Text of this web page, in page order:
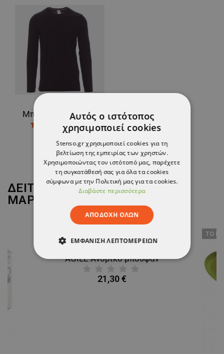
Μπλουζάκι με μακριά μανίκια PAYPER PINETA BLACK
10,17 €
ΔΕΙΤΕ ΠΕΡΙΣΣΟΤΕΡΑ ΑΠΟ ΤΗ
ΜΑΡΚΑ
AGILE Ανδρικό μπουφάν
21,30 €
ТΟ
Αυτός ο ιστότοπος
χρησιμοποιεί cookies
Stenso.gr χρησιμοποιεί cookies για τη
βελτίωση της εμπειρίας των χρηστών.
Χρησιμοποιώντας τον ιστότοπό μας, παρέχετε
τη συγκατάθεσή σας για όλα τα cookies
σύμφωνα με την Πολιτική μας για τα cookies.
Διαβάστε περισσότερα
ΑΠΟΔΟΧΉ ΌΛΩΝ
ΕΜΦΆΝΙΣΗ ΛΕΠΤΟΜΕΡΕΙΏΝ
ΑΠΟΛΎΤΩΣ ΑΠΑΡΑΊΤΗΤΑ